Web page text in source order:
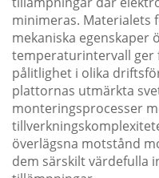
minimeras. Materialets
mekaniska egenskaper
temperaturintervall ger
pålitlighet i olika
plattornas utmärkta
monteringsprocesser
överlägsna motstånd
dem särskilt värdefulla